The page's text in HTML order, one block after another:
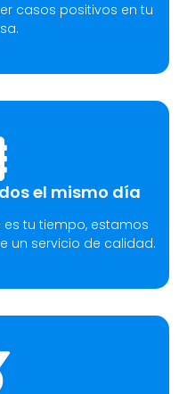
casos positivos en tu
el mismo día
tu tiempo, estamos
un servicio de calidad.